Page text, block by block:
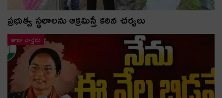
ప్రభుత్వ స్థలాలను ఆక్రమిస్తే కఠిన చర్యలు
తాజా వార్తలు